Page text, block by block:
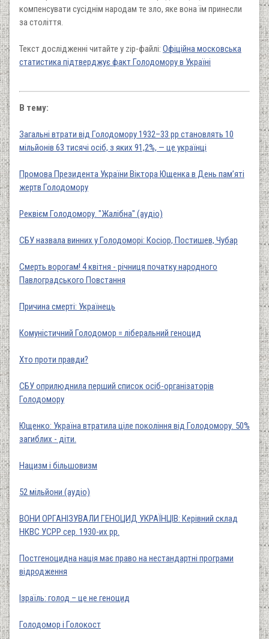
компенсувати сусіднім народам те зло, яке вона їм принесли
за століття.
Текст дослідженні читайте у zip-файлі: Офіційна московська
статистика підтверджує факт Голодомору в Україні
В тему:
Загальні втрати від Голодомору 1932–33 рр становлять 10
мільйонів 63 тисячі осіб, з яких 91,2%, — це українці
Промова Президента України Віктора Ющенка в День пам’яті
жертв Голодомору
Реквієм Голодомору. "Жалібна" (аудіо)
СБУ назвала винних у Голодоморі: Косіор, Постишев, Чубар
Смерть ворогам! 4 квітня - річниця початку народного
Павлоградського Повстання
Причина смерті: Українець
Комуністичний Голодомор = ліберальний геноцид
Хто проти правди?
СБУ оприлюднила перший список осіб-організаторів
Голодомору
Ющенко: Україна втратила ціле покоління від Голодомору. 50%
загиблих - діти.
Нацизм і більшовизм
52 мільйони (аудіо)
ВОНИ ОРГАНІЗУВАЛИ ГЕНОЦИД УКРАЇНЦІВ: Керівний склад
НКВС УСРР сер. 1930-их рр.
Постгеноцидна нація має право на нестандартні програми
відродження
Ізраїль: голод – це не геноцид
Голодомор і Голокост